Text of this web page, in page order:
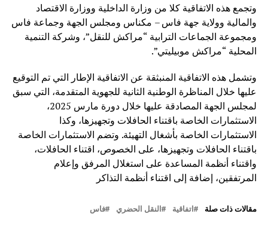
وتجمع هذه الاتفاقية كلا من وزارة الداخلية ووزارة الاقتصاد
والمالية وولاية جهة فاس – مكناس ومجلس الجهة وجماعة فاس
ومجموعة الجماعات الترابية “مراكش للنقل”، وشركة التنمية
المحلية “مراكش موبيليتي”.
وتشمل هذه الاتفاقية المنبثقة عن الاتفاقية الإطار التي تم التوقيع
عليها خلال المناظرة الوطنية الثانية للجهوية المتقدمة، التي سبق
لمجلس الجهة المصادقة عليها خلال دورة مارس 2025،
الاستثمارات الخاصة باقتناء الحافلات وتجهيزها، وكذا
الاستثمارات الخاصة بأشغال التهيئة. وتضم الاستثمارات الخاصة
باقتناء الحافلات وتجهيزها، على الخصوص، اقتناء الحافلات،
واقتناء أنظمة المساعدة على استغلال المرفق وإعلام
المرتفقين، إضافة إلى اقتناء أنظمة التذاكر
مقالات ذات صلة اتفاقية النقل الحضري فاس